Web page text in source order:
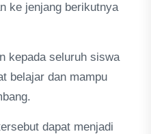
ke jenjang berikutnya
kepada seluruh siswa
belajar dan mampu
dapat menjadi